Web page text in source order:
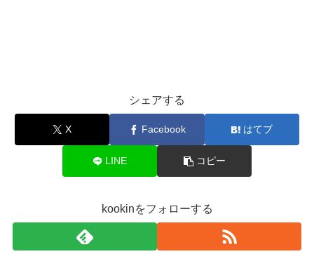
シェアする
X Facebook はてブ
LINE コピー
kookinをフォローする